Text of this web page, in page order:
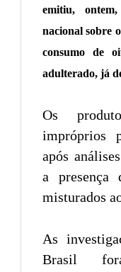
emitiu,
nacional sobre
consumo de
adulterado, já
Os
impróprios
após
a presença
misturados
As
Brasil